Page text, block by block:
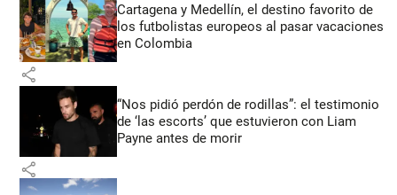
Cartagena y Medellín, el destino favorito de
los futbolistas europeos al pasar vacaciones
en Colombia
share
“Nos pidió perdón de rodillas”: el testimonio
de ‘las escorts’ que estuvieron con Liam
Payne antes de morir
share